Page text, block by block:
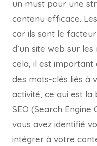
un must pour une
contenu efficace.
car ils sont le
d’un site web sur
cela, il est
des mots-clés liés à
activité, ce qui est la
SEO (Search Engine
vous avez identifié
intégrer à votre